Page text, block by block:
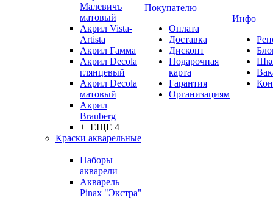
Малевичъ
матовый
Акрил Vista-
Artista
Акрил Гамма
Акрил Decola
глянцевый
Акрил Decola
матовый
Акрил
Brauberg
+ ЕЩЕ 4
Краски акварельные
Наборы
акварели
Акварель
Pinax "Экстра"
Покупателю
Оплата
Доставка
Дисконт
Подарочная
карта
Гарантия
Организациям
Инфо